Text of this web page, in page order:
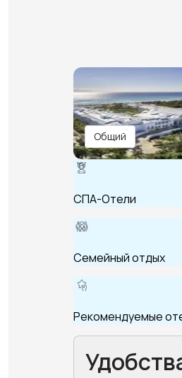
Общий
СПА-Отели
Семейный отдых
Рекомендуемые